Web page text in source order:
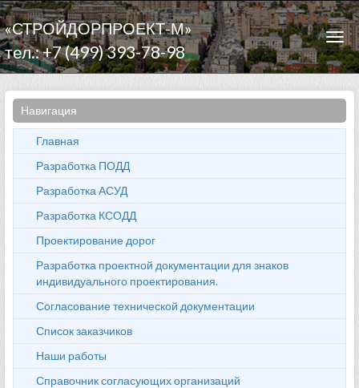
«СТРОЙДОРПРОЕКТ-М»
тел.: +7 (499) 393-78-98
Навигация
Главная
Разработка ПОДД
Разработка АСУД
Разработка КСОДД
Проектирование дорог
Разработка проектной документации для знаков
индивидуального проектирования.
Согласование технической документации
Список заказчиков
Наши работы
Справочник согласующих организаций